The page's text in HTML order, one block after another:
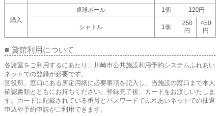
購入
卓球ボール 1個 120円
シャトル 1個
250
円
450
円
■ 貸館利用について
各諸室をご利用するにあたり、川崎市公共施設利用予約システムふれあい
ネットでの登録が必要です。
区役所、窓口にある所定用紙に必要事項を記入し、当施設の窓口まで本人
確認書類とともにお持ちください。登録完了後、カードをお渡しいたしま
す。カードに記載されている番号とパスワードでふれあいネットでの抽選
申込や予約申請がご利用できます。